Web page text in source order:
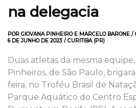
na delegacia
POR GIOVANA PINHEIRO E MARCELO BARONE /
6 DE JUNHO DE 2023 / CURITIBA (PR)
Duas atletas da mesma
Pinheiros, de São Paulo,
feira, no Troféu Brasil de
Parque Aquático do Centro